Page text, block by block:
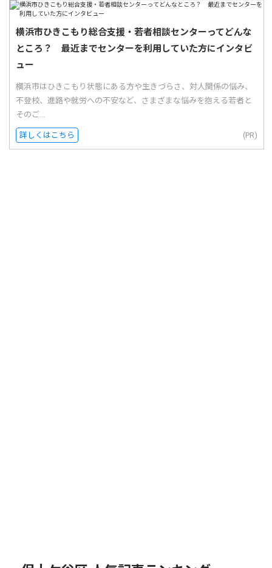
横浜市ひきこもり総合支援・若者相談センターってどんな
ところ？ 最近までセンターを利用していた方にインタビ
ュー
横浜市はひきこもり状態にある方や生きづらさ、対人関係の悩み、
不登校、進路や就労への不安など、さまざまな悩みを抱える若者と
そのご...
詳しくはこちら (PR)